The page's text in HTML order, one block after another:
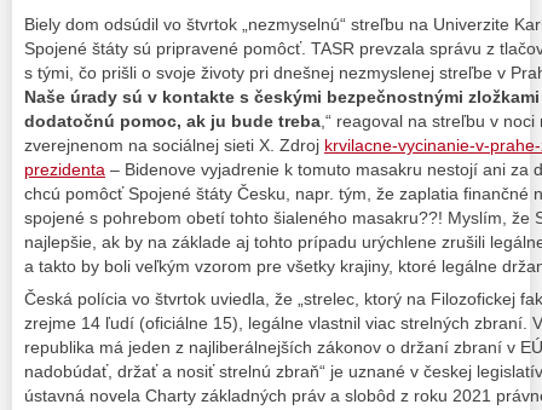
Biely dom odsúdil vo štvrtok „nezmyselnú“ streľbu na Univerzite
Spojené štáty sú pripravené pomôcť. TASR prevzala správu z
s tými, čo prišli o svoje životy pri dnešnej nezmyslenej streľbe v
Naše úrady sú v kontakte s českými bezpečnostnými
dodatočnú pomoc, ak ju bude treba ,“ reagoval na streľbu v
zverejnenom na sociálnej sieti X. Zdroj krvilacne-vycinanie-v-
prezidenta – Bidenove vyjadrenie k tomuto masakru nestojí ani za
chcú pomôcť Spojené štáty Česku, napr. tým, že zaplatia finančné
spojené s pohrebom obetí tohto šialeného masakru??! Myslím, že
najlepšie, ak by na základe aj tohto prípadu urýchlene zrušili
a takto by boli veľkým vzorom pre všetky krajiny, ktoré legálne
Česká polícia vo štvrtok uviedla, že „strelec, ktorý na Filozofickej
zrejme 14 ľudí (oficiálne 15), legálne vlastnil viac strelných zbraní.
republika má jeden z najliberálnejších zákonov o držaní zbraní v
nadobúdať, držať a nosiť strelnú zbraň“ je uznané v českej
ústavná novela Charty základných práv a slobôd z roku 2021